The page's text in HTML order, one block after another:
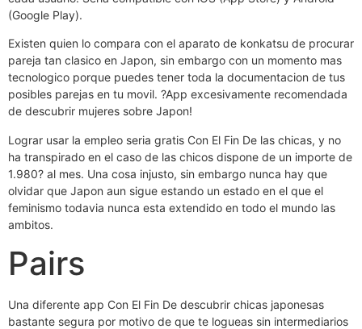
(Google Play).
Existen quien lo compara con el aparato de konkatsu de procurar
pareja tan clasico en Japon, sin embargo con un momento mas
tecnologico porque puedes tener toda la documentacion de tus
posibles parejas en tu movil. ?App excesivamente recomendada
de descubrir mujeres sobre Japon!
Lograr usar la empleo seri­a gratis Con El Fin De las chicas, y no
ha transpirado en el caso de las chicos dispone de un importe de
1.980? al mes. Una cosa injusto, sin embargo nunca hay que
olvidar que Japon aun sigue estando un estado en el que el
feminismo todavia nunca esta extendido en todo el mundo las
ambitos.
Pairs
Una diferente app Con El Fin De descubrir chicas japonesas
bastante segura por motivo de que te logueas sin intermediarios